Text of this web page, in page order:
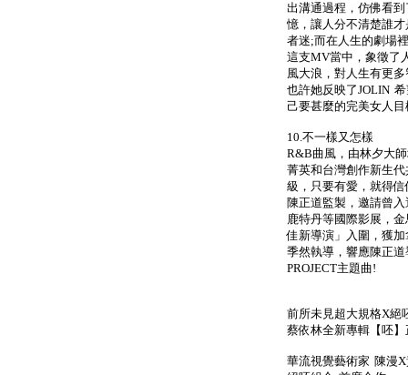
出溝通過程，仿佛看
憶，讓人分不清楚誰
者迷;而在人生的劇場
這支MV當中，象徵了
風大浪，對人生有更
也許她反映了JOLIN
己要甚麼的完美女人目
10.不一樣又怎樣
R&B曲風，由林夕大
菁英和台灣創作新生
級，只要有愛，就得
陳正道監製，邀請曾
鹿特丹等國際影展，
佳新導演」入圍，獲
季然執導，響應陳正
PROJECT主題曲!
前所未見超大規格X絕
蔡依林全新專輯【呸
華流視覺藝術家 陳漫